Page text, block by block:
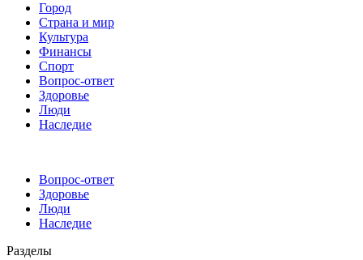
Город
Страна и мир
Культура
Финансы
Спорт
Вопрос-ответ
Здоровье
Люди
Наследие
Вопрос-ответ
Здоровье
Люди
Наследие
Разделы